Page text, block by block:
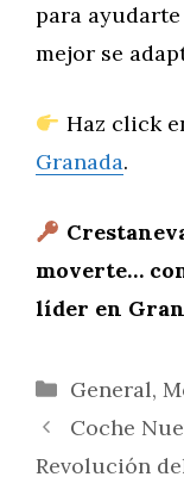
para
mejor se
Haz click
Granada.
moverte…
líder en
Categorías
General,
Coche
Revolución